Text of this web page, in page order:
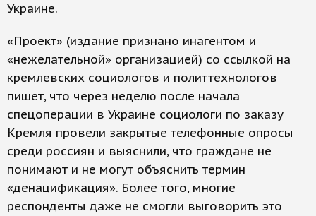
Украине.
«Проект» (издание признано инагентом и
«нежелательной» организацией) со ссылкой на
кремлевских социологов и политтехнологов
пишет, что через неделю после начала
спецоперации в Украине социологи по заказу
Кремля провели закрытые телефонные опросы
среди россиян и выяснили, что граждане не
понимают и не могут объяснить термин
«денацификация». Более того, многие
респонденты даже не смогли выговорить это